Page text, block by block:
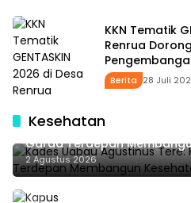
KKN Tematik
Renrua
Stunting
Berita 28 Juli
Kesehatan
Kades Uabau Agustinus
Garda Terdepan
Masyarakat Desa
2 Agustus 2026